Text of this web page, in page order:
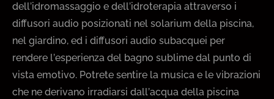
dell’idromassaggio e dell’idroterapia attraverso i
diffusori audio posizionati nel solarium della piscina,
nel giardino, ed i diffusori audio subacquei per
rendere l’esperienza del bagno sublime dal punto di
vista emotivo. Potrete sentire la musica e le vibrazioni
che ne derivano irradiarsi dall’acqua della piscina